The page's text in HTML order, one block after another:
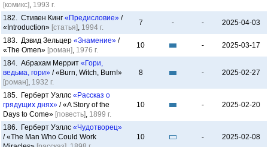
[комикс], 1993 г.
182. Стивен Кинг «Предисловие» /
«Introduction» [статья], 1994 г.
7 - - 2025-04-03
183. Дэвид Зельцер «Знамение» /
«The Omen» [роман], 1976 г.
10 - 2025-03-17
184. Абрахам Меррит «Гори,
ведьма, гори» / «Burn, Witch, Burn!»
[роман], 1932 г.
8 - 2025-02-27
185. Герберт Уэллс «Рассказ о
грядущих днях» / «A Story of the
Days to Come» [повесть], 1899 г.
10 - 2025-02-20
186. Герберт Уэллс «Чудотворец»
/ «The Man Who Could Work
10 - 2025-02-08